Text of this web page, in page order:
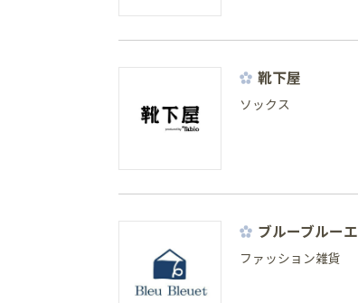
靴下屋
ソックス
ブルーブルーエ
ファッション雑貨